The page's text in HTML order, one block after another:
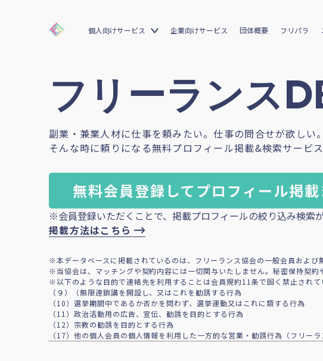
個人向けサービス 企業向けサービス 団体概要 フリパラ
フリーランス
副業・兼業人材に仕事を頼みたい。仕事の問合せが欲しい
そんな時に頼りになる無料プロフィール掲載&検索サービス
無料会員登録してプロフィール掲
※会員登録いただくことで、掲載プロフィールの絞り込み検索が
掲載方法はこちら
※本データベースに掲載されているのは、フリーランス協会の一般会員および
※当協会は、マッチングや契約内容には一切関与いたしません。秘密保持契
※以下のような目的で連絡先を利用することは会員規約11条で固く禁止されて
（９）（無限連鎖講を開設し、又はこれを勧誘する行為
（10）選挙期間中であるか否かを問わず、選挙運動又はこれに類する行為
（11）政治活動用の広告、宣伝、勧誘を目的とする行為
（12）宗教の勧誘を目的とする行為
（17）他の個人会員の個人情報を利用した一方的な営業・勧誘行為（フリー